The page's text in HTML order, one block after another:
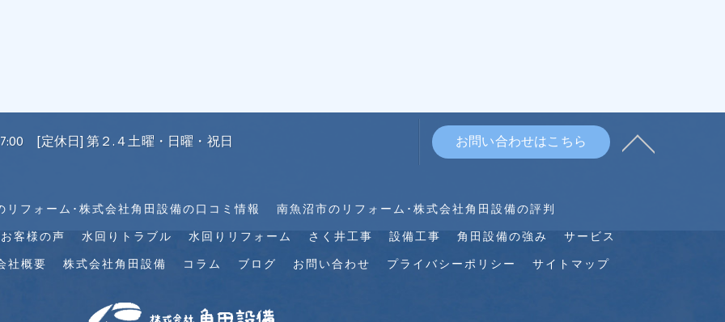
[定休日] 第２.４土曜・日曜・祝日 お問い合わせはこちら
リフォーム･株式会社角田設備の口コミ情報
南魚沼市のリフォーム･株式会社角田設備の評判
客様の声
水回りトラブル 水回りリフォーム さく井工事 設備工事 角田設備の強み
サービス
社概要 株式会社角田設備 コラム ブログ お問い合わせ プライバシーポリシー サイトマップ